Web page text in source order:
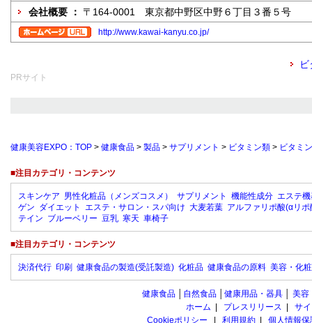
会社概要 ： 〒164-0001 東京都中野区中野６丁目３番５号
http://www.kawai-kanyu.co.jp/
PRサイト
健康美容EXPO：TOP > 健康食品 > 製品 > サプリメント > ビタミン類 > ビタミ
■注目カテゴリ・コンテンツ
スキンケア 男性化粧品（メンズコスメ） サプリメント 機能性成分 エステ
ゲン ダイエット エステ・サロン・スパ向け 大麦若葉 アルファリポ酸(αリポ
テイン ブルーベリー 豆乳 寒天 車椅子
■注目カテゴリ・コンテンツ
決済代行 印刷 健康食品の製造(受託製造) 化粧品 健康食品の原料 美容・化
健康食品 自然食品 健康用品・器具 美容
ホーム
プレスリリース
サ
Cookieポリシー
利用規約 個人情報